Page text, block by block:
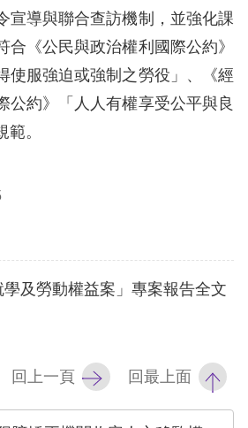
宣導與聯合查訪機制，並強化課
合《公民與政治權利國際公約》
使服強迫或強制之勞役」、《經
公約》「人人有權享受公平與良
。
學及勞動權益案」專案報告全文
回上一頁 回最上面